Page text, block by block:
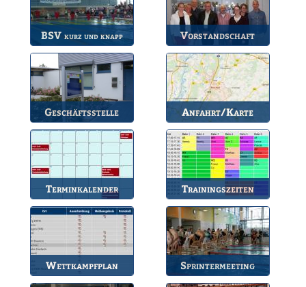
BSV kurz und knapp
Die wichtigsten Infos
zum BSV.
Vorstandschaft
Unsere amtierende
Vorstandschaft.
Geschäftsstelle
Anlaufstelle für alle
Anfahrt/Karte
So können Sie uns
erreichen.
Terminkalender
Die Termine des BSV.
Trainingszeiten
Bahnbelegungen der
Gruppen.
Wettkampfplan
Übersicht der aktuellen
Sprintermeeting
Jährlicher Wettkampf